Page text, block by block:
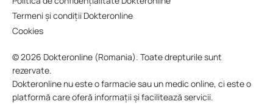
Termeni și condiții Dokteronline
Cookies
© 2026 Dokteronline (Romania). Toate drepturile sunt
rezervate.
Dokteronline nu este o farmacie sau un medic online, ci este o
platformă care oferă informații și facilitează servicii.